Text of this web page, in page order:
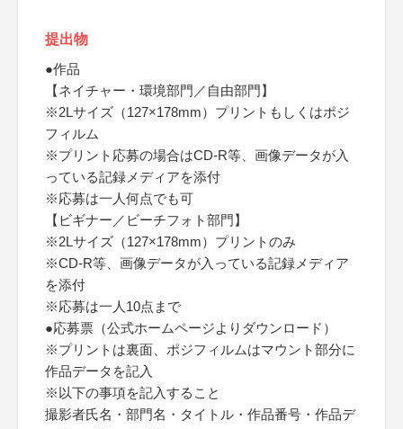
提出物
●作品
【ネイチャー・環境部門／自由部門】
※2Lサイズ（127×178mm）プリントもしくはポジ
フィルム
※プリント応募の場合はCD-R等、画像データが入
っている記録メディアを添付
※応募は一人何点でも可
【ビギナー／ビーチフォト部門】
※2Lサイズ（127×178mm）プリントのみ
※CD-R等、画像データが入っている記録メディア
を添付
※応募は一人10点まで
●応募票（公式ホームページよりダウンロード）
※プリントは裏面、ポジフィルムはマウント部分に
作品データを記入
※以下の事項を記入すること
撮影者氏名・部門名・タイトル・作品番号・作品デ